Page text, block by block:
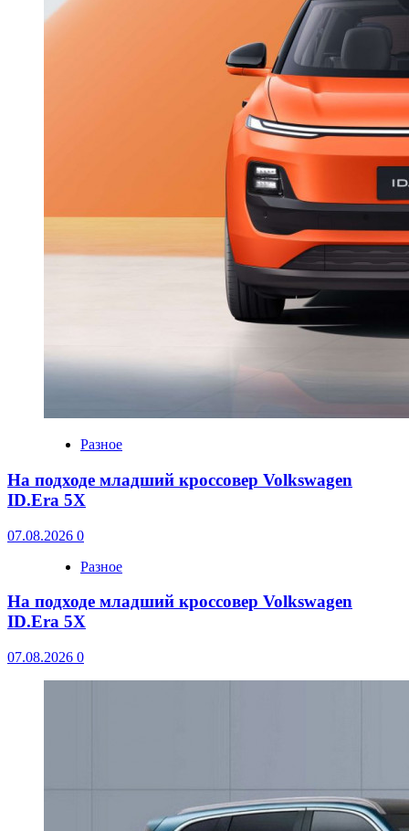
Разное
На подходе младший кроссовер Volkswagen
ID.Era 5X
07.08.2026 0
Разное
На подходе младший кроссовер Volkswagen
ID.Era 5X
07.08.2026 0